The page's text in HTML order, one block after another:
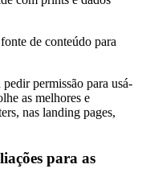
de conteúdo para
permissão para usá-
as melhores e
nas landing pages,
para as